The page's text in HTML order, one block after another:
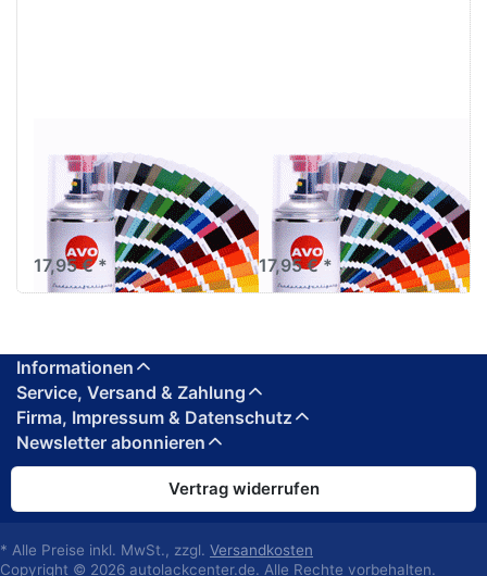
AVO 2K Autolack
Spraydose 400ml in
RAL Farbe
hochglänzend
17,95 € *
AVO 2K Autolack
Spraydose 400ml in
RAL Farbe
hochglänzend
17,95 € *
Informationen
Service, Versand & Zahlung
Firma, Impressum & Datenschutz
Newsletter abonnieren
Vertrag widerrufen
* Alle Preise inkl. MwSt., zzgl. Versandkosten
Copyright © 2026 autolackcenter.de. Alle Rechte vorbehalten.